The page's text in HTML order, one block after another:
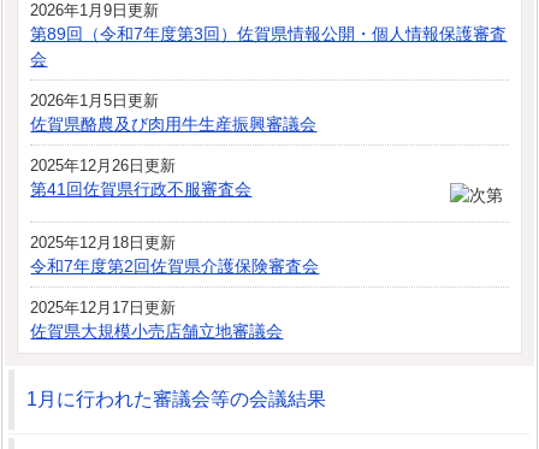
2026年1月9日更新
第89回（令和7年度第3回）佐賀県情報公開・個人情報保護審査
会
2026年1月5日更新
佐賀県酪農及び肉用牛生産振興審議会
2025年12月26日更新
第41回佐賀県行政不服審査会
2025年12月18日更新
令和7年度第2回佐賀県介護保険審査会
2025年12月17日更新
佐賀県大規模小売店舗立地審議会
1月に行われた審議会等の会議結果